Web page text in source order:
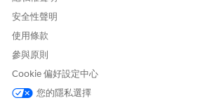
工作人員動作
使用 Knowledge 回答問題
取得合格的服務目錄項目
執行服務目錄項目流程
安全性聲明
使用條款
參與原則
Cookie 偏好設定中心
您的隱私選擇